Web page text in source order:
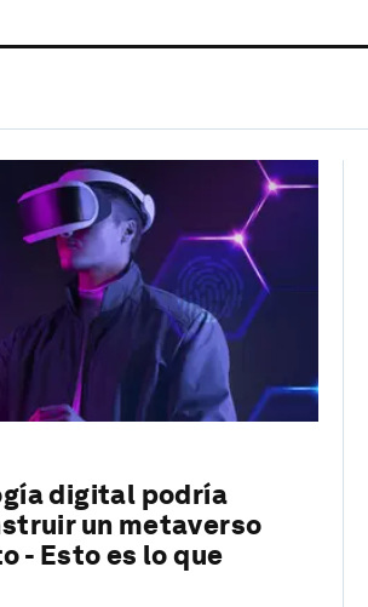
digital podría
un metaverso
- Esto es lo que